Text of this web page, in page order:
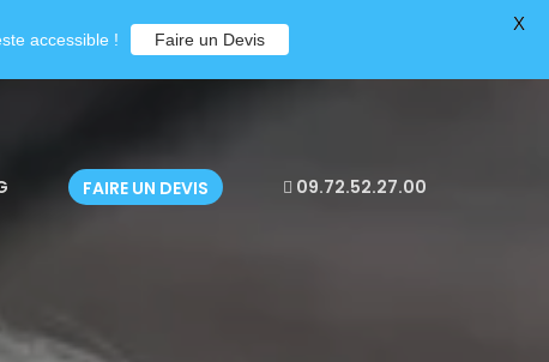
FAIRE UN DEVIS 09.72.52.27.00
accessible ! Faire un Devis
X